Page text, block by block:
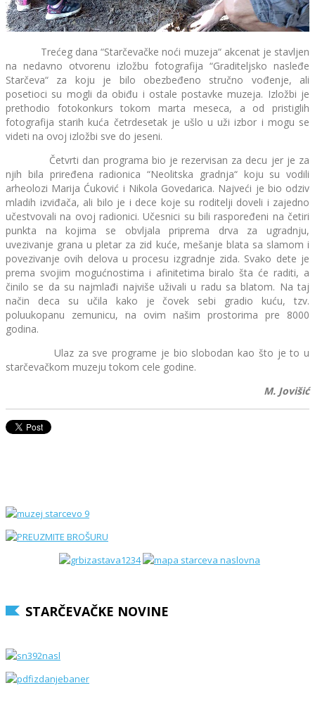
Trećeg dana “Starčevačke noći muzeja“ akcenat je stavljen
na nedavno otvorenu izložbu fotografija “Graditeljsko nasleđe
Starčeva“ za koju je bilo obezbeđeno stručno vođenje, ali
posetioci su mogli da obiđu i ostale postavke muzeja. Izložbi je
prethodio fotokonkurs tokom marta meseca, a od pristiglih
fotografija starih kuća četrdesetak je ušlo u uži izbor i mogu se
videti na ovoj izložbi sve do jeseni.
Četvrti dan programa bio je rezervisan za decu jer je za
njih bila priređena radionica “Neolitska gradnja“ koju su vodili
arheolozi Marija Ćuković i Nikola Govedarica. Najveći je bio odziv
mladih izviđača, ali bilo je i dece koje su roditelji doveli i zajedno
učestvovali na ovoj radionici. Učesnici su bili raspoređeni na četiri
punkta na kojima se obvljala priprema drva za ugradnju,
uvezivanje grana u pletar za zid kuće, mešanje blata sa slamom i
povezivanje ovih delova u procesu izgradnje zida. Svako dete je
prema svojim mogućnostima i afinitetima biralo šta će raditi, a
činilo se da su najmlađi najviše uživali u radu sa blatom. Na taj
način deca su učila kako je čovek sebi gradio kuću, tzv.
poluukopanu zemunicu, na ovim našim prostorima pre 8000
godina.
Ulaz za sve programe je bio slobodan kao što je to u
starčevačkom muzeju tokom cele godine.
M. Jovišić
STARČEVAČKE NOVINE